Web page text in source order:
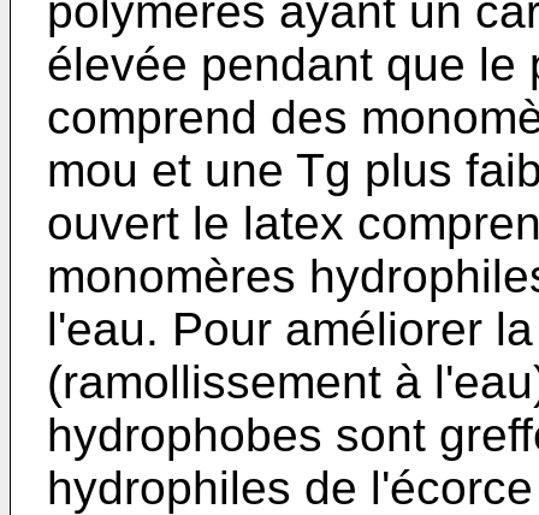
polymères ayant un
élevée pendant que le
comprend des
mou et une Tg plus
ouvert le latex
monomères
l'eau. Pour améliorer
(ramollissement à
hydrophobes sont
hydrophiles de